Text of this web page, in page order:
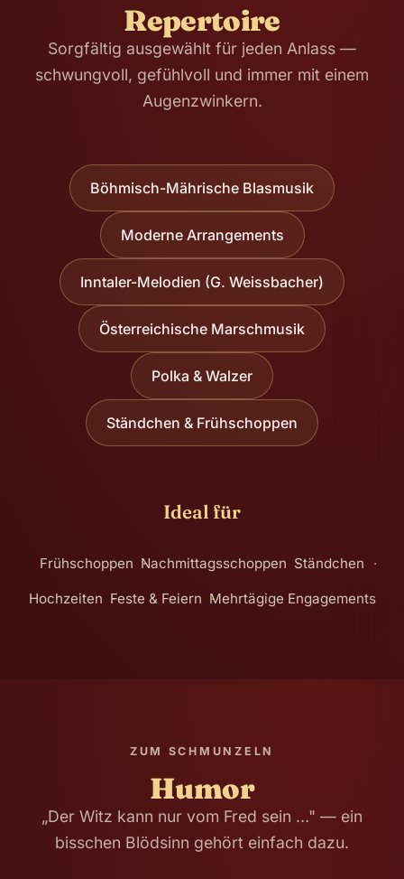
Repertoire
Sorgfältig ausgewählt für jeden Anlass —
schwungvoll, gefühlvoll und immer mit einem
Augenzwinkern.
Böhmisch-Mährische Blasmusik
Moderne Arrangements
Inntaler-Melodien (G. Weissbacher)
Österreichische Marschmusik
Polka & Walzer
Ständchen & Frühschoppen
Ideal für
Frühschoppen Nachmittagsschoppen Ständchen
Hochzeiten Feste & Feiern Mehrtägige Engagements
ZUM SCHMUNZELN
Humor
„Der Witz kann nur vom Fred sein …" — ein
bisschen Blödsinn gehört einfach dazu.